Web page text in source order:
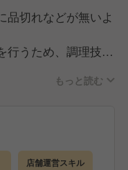
品切れなどが無いよ
行うため、調理技術
ィーに作ります。
せを作ることも！
ったら一人前です！
もっと読む
店舗運営スキル